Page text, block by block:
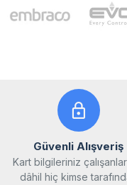
Güvenli Alışveriş
Kart bilgileriniz
dâhil hiç kimse